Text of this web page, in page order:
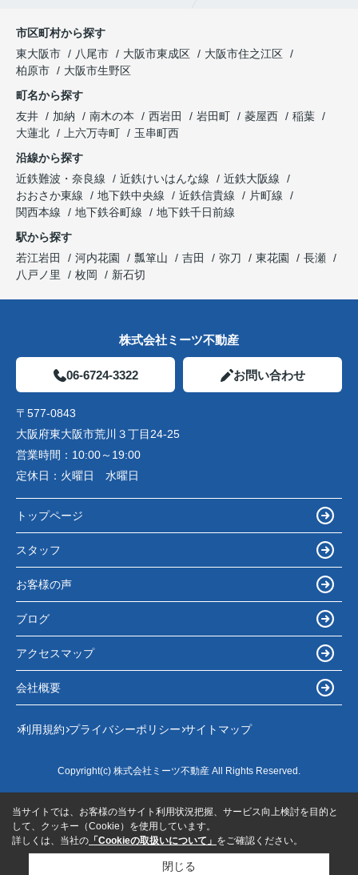
市区町村から探す
東大阪市
八尾市 大阪市東成区
大阪市住之江区
柏原市
大阪市生野区
町名から探す
友井
加納 南木の本 西岩田 岩田町 菱屋西
稲葉
大蓮北
上六万寺町
玉串町西
沿線から探す
近鉄難波・奈良線
近鉄けいはんな線
近鉄大阪線
おおさか東線
地下鉄中央線 近鉄信貴線
片町線
関西本線
地下鉄谷町線
地下鉄千日前線
駅から探す
若江岩田
河内花園 瓢箪山 吉田 弥刀 東花園
長瀬
八戸ノ里
枚岡 新石切
株式会社ミーツ不動産
06-6724-3322 お問い合わせ
〒577-0843
大阪府東大阪市荒川３丁目24-25
営業時間： 10:00～19:00
定休日： 火曜日 水曜日
トップページ
スタッフ
お客様の声
ブログ
アクセスマップ
会社概要
利用規約 プライバシーポリシー サイトマップ
Copyright(c) 株式会社ミーツ不動産 All Rights Reserved.
当サイトでは、お客様の当サイト利用状況把握、サービス向上検討を目的と
して、クッキー（Cookie）を使用しています。
詳しくは、当社の 「Cookieの取扱いについて」 をご確認ください。
閉じる